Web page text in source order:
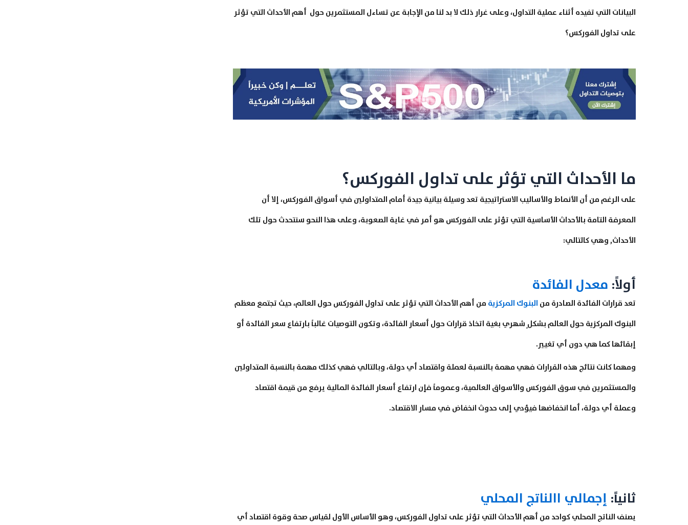
البيانات التي تفيده أثناء عملية التداول، وعلى غرار ذلك لا بد لنا من الإجابة عن تساءل المستثمرين حول أهم الأحداث التي تؤثر
على تداول الفوركس؟
ما الأحداث التي تؤثر على تداول الفوركس؟
على الرغم من أن الأنماط والأساليب الاستراتيجية تعد وسيلة بيانية جيدة أمام المتداولين في أسواق الفوركس، إلا أن
المعرفة التامة بالأحداث الأساسية التي تؤثر على الفوركس هو أمر في غاية الصعوبة، وعلى هذا النحو سنتحدث حول تلك
الأحداث, وهي كالتالي:
أولاً: معدل الفائدة
تعد قرارات الفائدة الصادرة من البنوك المركزية من أهم الأحداث التي تؤثر على تداول الفوركس حول العالم، حيث تجتمع معظم
البنوك المركزية حول العالم بشكلٍ شهري بغية اتخاذ قرارات حول أسعار الفائدة، وتكون التوصيات غالباً بارتفاع سعر الفائدة أو
إبقائها كما هي دون أي تغيير.
ومهما كانت نتائج هذه القرارات فهي مهمة بالنسبة لعملة واقتصاد أي دولة، وبالتالي فهي كذلك مهمة بالنسبة المتداولين
والمستثمرين في سوق الفوركس والأسواق العالمية، وعموماً فإن ارتفاع أسعار الفائدة المالية يرفع من قيمة اقتصاد
وعملة أي دولة، أما انخفاضها فيؤدي إلى حدوث انخفاض في مسار الاقتصاد.
ثانياً: إجمالي االناتج المحلي
يصنف الناتج المحلي كواحد من أهم الأحداث التي تؤثر على تداول الفوركس، وهو الأساس الأول لقياس صحة وقوة اقتصاد أي